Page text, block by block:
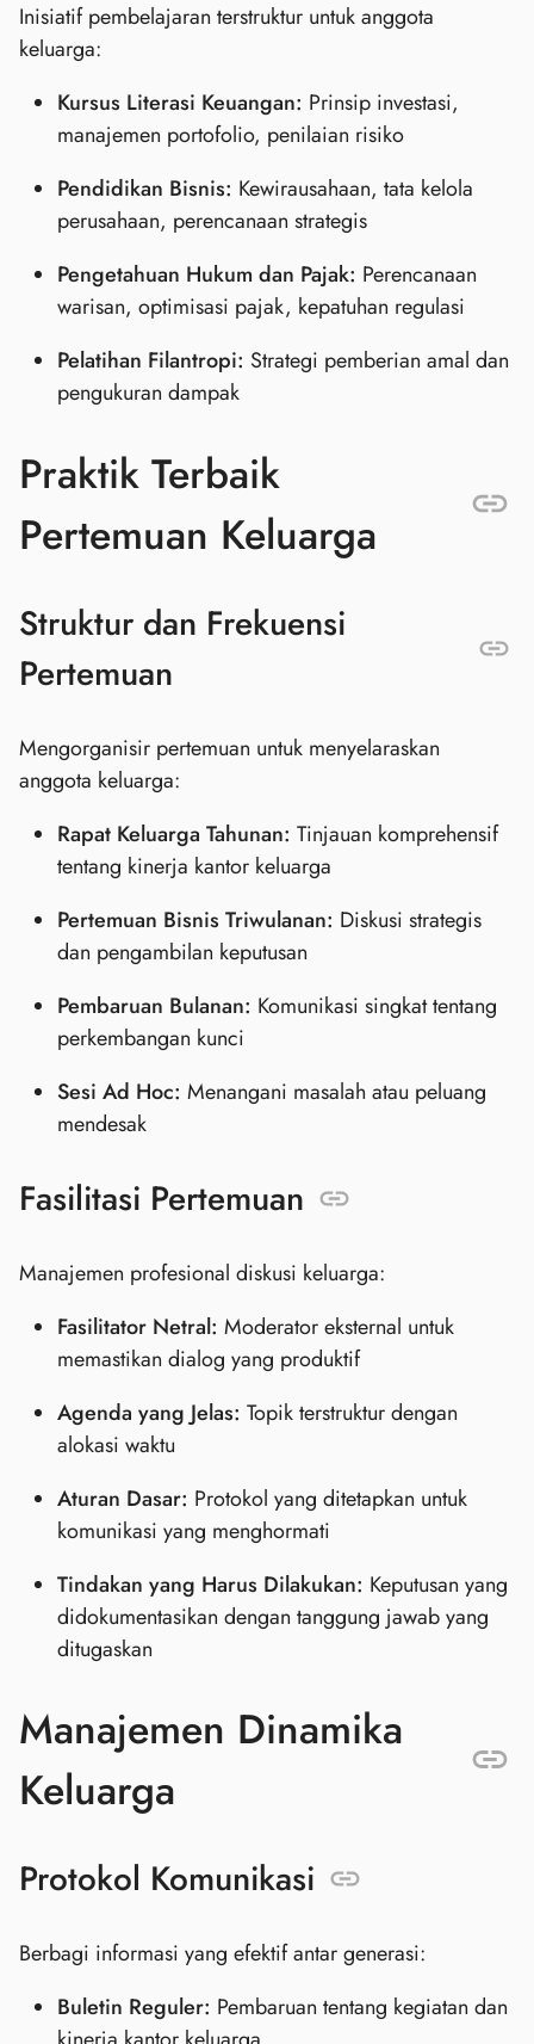
Inisiatif pembelajaran terstruktur untuk anggota
keluarga:
Kursus Literasi Keuangan: Prinsip investasi,
manajemen portofolio, penilaian risiko
Pendidikan Bisnis: Kewirausahaan, tata kelola
perusahaan, perencanaan strategis
Pengetahuan Hukum dan Pajak: Perencanaan
warisan, optimisasi pajak, kepatuhan regulasi
Pelatihan Filantropi: Strategi pemberian amal dan
pengukuran dampak
Praktik Terbaik
Pertemuan Keluarga
Struktur dan Frekuensi
Pertemuan
Mengorganisir pertemuan untuk menyelaraskan
anggota keluarga:
Rapat Keluarga Tahunan: Tinjauan komprehensif
tentang kinerja kantor keluarga
Pertemuan Bisnis Triwulanan: Diskusi strategis
dan pengambilan keputusan
Pembaruan Bulanan: Komunikasi singkat tentang
perkembangan kunci
Sesi Ad Hoc: Menangani masalah atau peluang
mendesak
Fasilitasi Pertemuan
Manajemen profesional diskusi keluarga:
Fasilitator Netral: Moderator eksternal untuk
memastikan dialog yang produktif
Agenda yang Jelas: Topik terstruktur dengan
alokasi waktu
Aturan Dasar: Protokol yang ditetapkan untuk
komunikasi yang menghormati
Tindakan yang Harus Dilakukan: Keputusan yang
didokumentasikan dengan tanggung jawab yang
ditugaskan
Manajemen Dinamika
Keluarga
Protokol Komunikasi
Berbagi informasi yang efektif antar generasi:
Buletin Reguler: Pembaruan tentang kegiatan dan